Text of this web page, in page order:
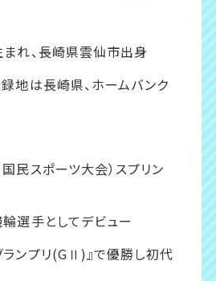
れ、長崎県雲仙市出身
地は長崎県、ホームバンク
民スポーツ大会）スプリン
選手としてデビュー
ランプリ(GⅡ)』で優勝し初代